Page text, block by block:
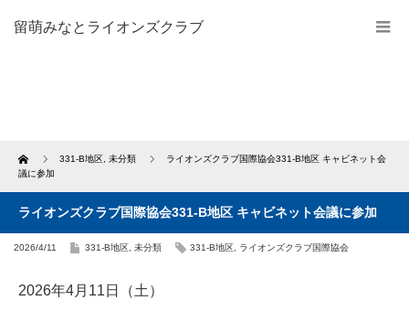
留萌みなとライオンズクラブ
Home 331-B地区 未分類
ライオンズクラブ国際協会331-B地区 キャビネット会
議に参加
ライオンズクラブ国際協会331-B地区 キャビネット会議に参加
2026/4/11 331-B地区 未分類 331-B地区 ライオンズクラブ国際協会
2026年4月11日（土）